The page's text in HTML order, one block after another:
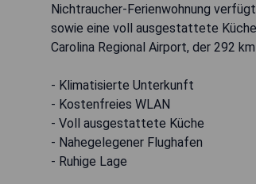
Nichtraucher-Ferienwohnung
sowie eine voll ausgestattete
Carolina Regional Airport, der 292
- Klimatisierte Unterkunft
- Kostenfreies WLAN
- Voll ausgestattete Küche
- Nahegelegener Flughafen
- Ruhige Lage